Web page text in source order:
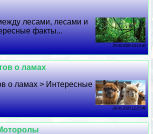
лесами, лесами и
факты...
29 06 2026 18:15:40
о ламах
о ламах > Интересные
28 06 2026 12:27:46